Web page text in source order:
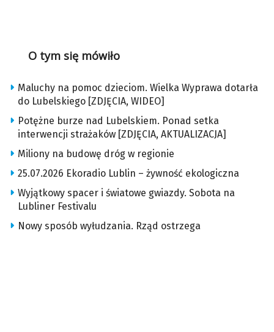
O tym się mówiło
Maluchy na pomoc dzieciom. Wielka Wyprawa dotarła
do Lubelskiego [ZDJĘCIA, WIDEO]
Potężne burze nad Lubelskiem. Ponad setka
interwencji strażaków [ZDJĘCIA, AKTUALIZACJA]
Miliony na budowę dróg w regionie
25.07.2026 Ekoradio Lublin – żywność ekologiczna
Wyjątkowy spacer i światowe gwiazdy. Sobota na
Lubliner Festivalu
Nowy sposób wyłudzania. Rząd ostrzega